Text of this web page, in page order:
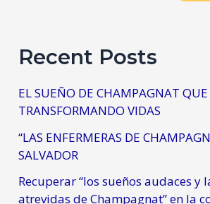
Recent Posts
EL SUEÑO DE CHAMPAGNAT QUE
TRANSFORMANDO VIDAS
“LAS ENFERMERAS DE
SALVADOR
Recuperar “los sueños audaces y
atrevidas de Champagnat” en la